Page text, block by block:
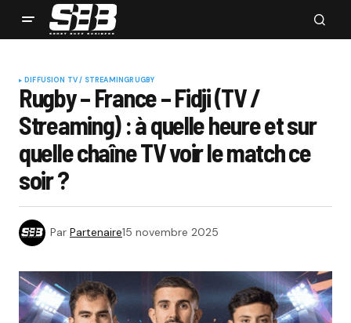
DIFFUSION TV / STREAMINGRUGBY
Rugby – France – Fidji (TV /
Streaming) : à quelle heure et sur
quelle chaîne TV voir le match ce
soir ?
Par Partenaire15 novembre 2025